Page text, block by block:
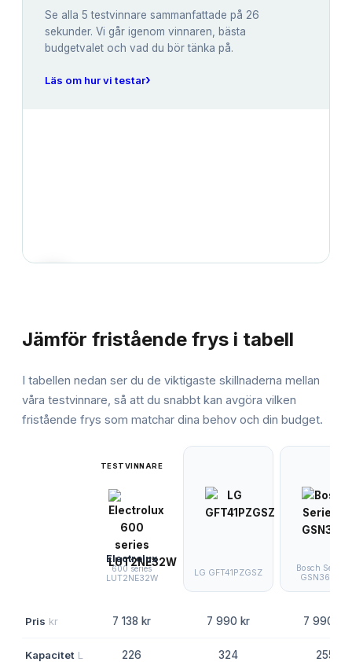
Se alla 5 testvinnare sammanfattade på 26
sekunder. Vi går igenom vinnaren, bästa
budgetvalet och vad du bör tänka på.
Läs om hur vi testar›
Jämför fristående frys i tabell
I tabellen nedan ser du de viktigaste skillnaderna mellan
våra testvinnare, så att du snabbt kan avgöra vilken
fristående frys som matchar dina behov och din budget.
TESTVINNARE
Electrolux
600 series
LUT2NE32W
LG GFT41PZGSZ
Bosch Series
GSN36VLEP
Pris kr 7 138 kr 7 990 kr 7 990 kr
Kapacitet L 226 324 255